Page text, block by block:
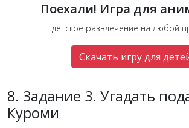
Поехали! Игра для
детское развлечение на любой
Скачать игру для
8. Задание 3. Угадать
Куроми